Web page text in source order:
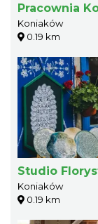
Pracownia
Koniaków
0.19 km
Studio
Koniaków
0.19 km